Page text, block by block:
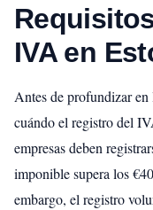
IVA en
Antes de profundizar en
cuándo el registro del
empresas deben
imponible supera los
embargo, el registro